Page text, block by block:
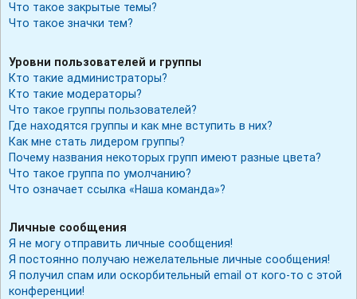
Что такое закрытые темы?
Что такое значки тем?
Уровни пользователей и группы
Кто такие администраторы?
Кто такие модераторы?
Что такое группы пользователей?
Где находятся группы и как мне вступить в них?
Как мне стать лидером группы?
Почему названия некоторых групп имеют разные цвета?
Что такое группа по умолчанию?
Что означает ссылка «Наша команда»?
Личные сообщения
Я не могу отправить личные сообщения!
Я постоянно получаю нежелательные личные сообщения!
Я получил спам или оскорбительный email от кого-то с этой
конференции!